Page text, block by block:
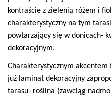
kontraście z zielenią różem i
charakterystyczny na tym
powtarzający się w donicach-
dekoracyjnym.
Charakterystycznym
już laminat dekoracyjny
tarasu- roślina (zawciąg